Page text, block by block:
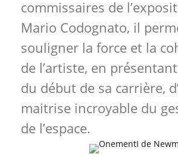
commissaires de
Mario Codognato, il
souligner la force et la
de l’artiste, en
du début de sa carrière,
maitrise incroyable du
de l’espace.